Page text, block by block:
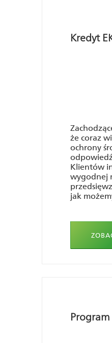
Kredyt
że coraz
ochrony
Klientów
wygodnej
jak